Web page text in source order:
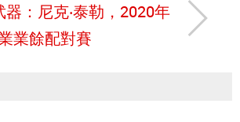
：尼克‧泰勒，2020年
業餘配對賽